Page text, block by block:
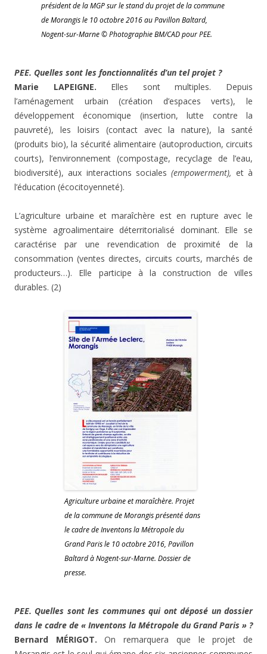
président de la MGP sur le stand du projet de la commune
de Morangis le 10 octobre 2016 au Pavillon Baltard,
Nogent-sur-Marne © Photographie BM/CAD pour PEE.
PEE. Quelles sont les fonctionnalités d’un tel projet ?
Marie LAPEIGNE. Elles sont multiples. Depuis
l’aménagement urbain (création d’espaces verts), le
développement économique (insertion, lutte contre la
pauvreté), les loisirs (contact avec la nature), la santé
(produits bio), la sécurité alimentaire (autoproduction, circuits
courts), l’environnement (compostage, recyclage de l’eau,
biodiversité), aux interactions sociales(empowerment), et à
l’éducation (écocitoyenneté).
L’agriculture urbaine et maraîchère est en rupture avec le
système agroalimentaire déterritorialisé dominant. Elle se
caractérise par une revendication de proximité de la
consommation (ventes directes, circuits courts, marchés de
producteurs…). Elle participe à la construction de villes
durables. (2)
Agriculture urbaine et maraîchère. Projet
de la commune de Morangis présenté dans
le cadre de Inventons la Métropole du
Grand Paris le 10 octobre 2016, Pavillon
Baltard à Nogent-sur-Marne. Dossier de
presse.
PEE. Quelles sont les communes qui ont déposé un dossier
dans le cadre de « Inventons la Métropole du Grand Paris » ?
Bernard MÉRIGOT. On remarquera que le projet de